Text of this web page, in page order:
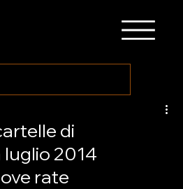
di
2014
rate